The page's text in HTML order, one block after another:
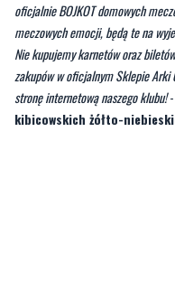
oficjalnie BOJKOT domowych
meczowych emocji, będą te na
Nie kupujemy karnetów oraz
zakupów w oficjalnym Sklepie Arki
stronę internetową naszego klubu!-
kibicowskich żółto-